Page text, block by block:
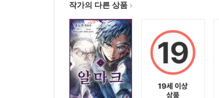
작가의 다른 상품